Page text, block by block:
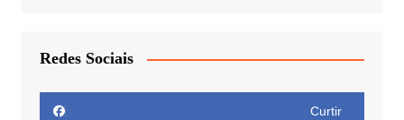
Redes Sociais
Curtir